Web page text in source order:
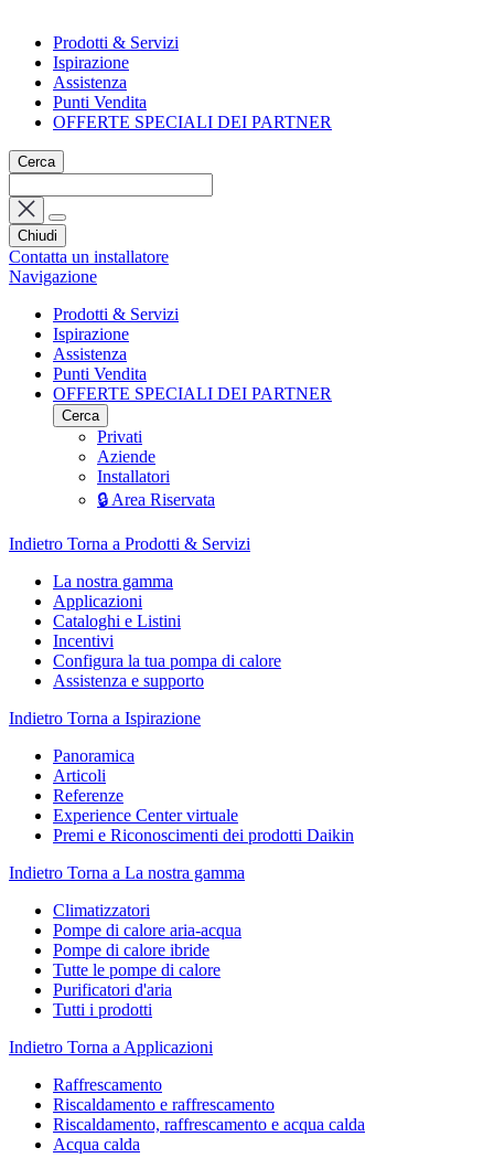
Prodotti & Servizi
Ispirazione
Assistenza
Punti Vendita
OFFERTE SPECIALI DEI PARTNER
Cerca
Chiudi
Contatta un installatore
Navigazione
Prodotti & Servizi
Ispirazione
Assistenza
Punti Vendita
OFFERTE SPECIALI DEI PARTNER
Cerca
Privati
Aziende
Installatori
🔒 Area Riservata
Indietro Torna a Prodotti & Servizi
La nostra gamma
Applicazioni
Cataloghi e Listini
Incentivi
Configura la tua pompa di calore
Assistenza e supporto
Indietro Torna a Ispirazione
Panoramica
Articoli
Referenze
Experience Center virtuale
Premi e Riconoscimenti dei prodotti Daikin
Indietro Torna a La nostra gamma
Climatizzatori
Pompe di calore aria-acqua
Pompe di calore ibride
Tutte le pompe di calore
Purificatori d'aria
Tutti i prodotti
Indietro Torna a Applicazioni
Raffrescamento
Riscaldamento e raffrescamento
Riscaldamento, raffrescamento e acqua calda
Acqua calda